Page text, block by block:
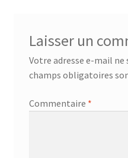
Laisser un
Votre adresse e-mail ne
champs obligatoires
Commentaire *